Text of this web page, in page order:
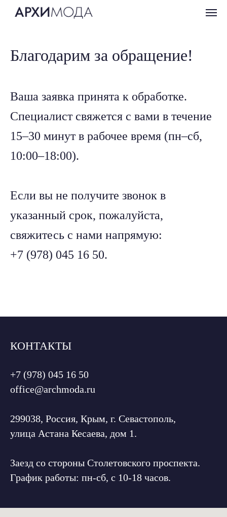
Благодарим за обращение!
Ваша заявка принята к обработке.
Специалист свяжется с вами в течение
15–30 минут в рабочее время (пн–сб,
10:00–18:00).
Если вы не получите звонок в
указанный срок, пожалуйста,
свяжитесь с нами напрямую:
+7 (978) 045 16 50.
КОНТАКТЫ
+7 (978) 045 16 50
office@archmoda.ru
299038, Россия, Крым, г. Севастополь,
улица Астана Кесаева, дом 1.
Заезд со стороны Столетовского проспекта.
График работы: пн-сб, с 10-18 часов.